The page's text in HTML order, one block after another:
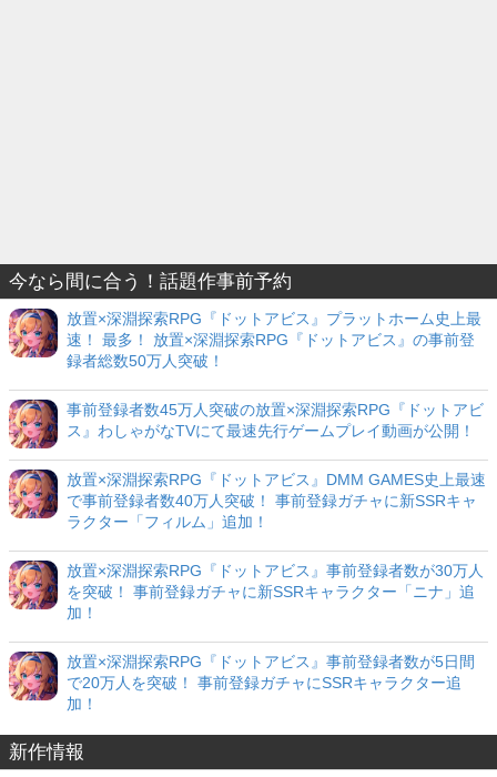
今なら間に合う！話題作事前予約
放置×深淵探索RPG『ドットアビス』プラットホーム史上最
速！ 最多！ 放置×深淵探索RPG『ドットアビス』の事前登
録者総数50万人突破！
事前登録者数45万人突破の放置×深淵探索RPG『ドットアビ
ス』わしゃがなTVにて最速先行ゲームプレイ動画が公開！
放置×深淵探索RPG『ドットアビス』DMM GAMES史上最速
で事前登録者数40万人突破！ 事前登録ガチャに新SSRキャ
ラクター「フィルム」追加！
放置×深淵探索RPG『ドットアビス』事前登録者数が30万人
を突破！ 事前登録ガチャに新SSRキャラクター「ニナ」追
加！
放置×深淵探索RPG『ドットアビス』事前登録者数が5日間
で20万人を突破！ 事前登録ガチャにSSRキャラクター追
加！
新作情報